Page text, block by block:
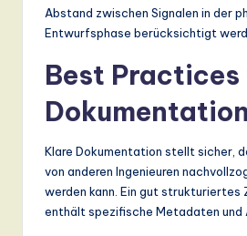
Abstand zwischen Signalen in der
Entwurfsphase berücksichtigt
Best Practices
Dokumentation
Klare Dokumentation stellt sicher,
von anderen Ingenieuren
werden kann. Ein gut strukturiertes
enthält spezifische Metadaten und